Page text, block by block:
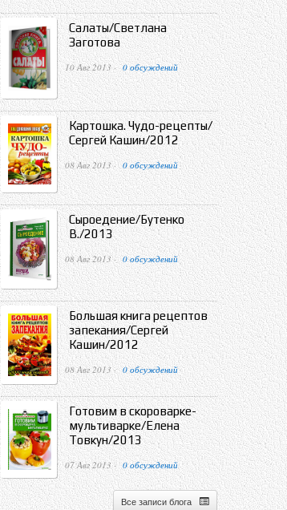
Салаты/Светлана
Заготова
10 Авг 2013 · 0 обсуждений
Картошка. Чудо-рецепты/
Сергей Кашин/2012
08 Авг 2013 · 0 обсуждений
Сыроедение/Бутенко
В./2013
08 Авг 2013 · 0 обсуждений
Большая книга рецептов
запекания/Сергей
Кашин/2012
08 Авг 2013 · 0 обсуждений
Готовим в скороварке-
мультиварке/Елена
Товкун/2013
07 Авг 2013 · 0 обсуждений
Все записи блога